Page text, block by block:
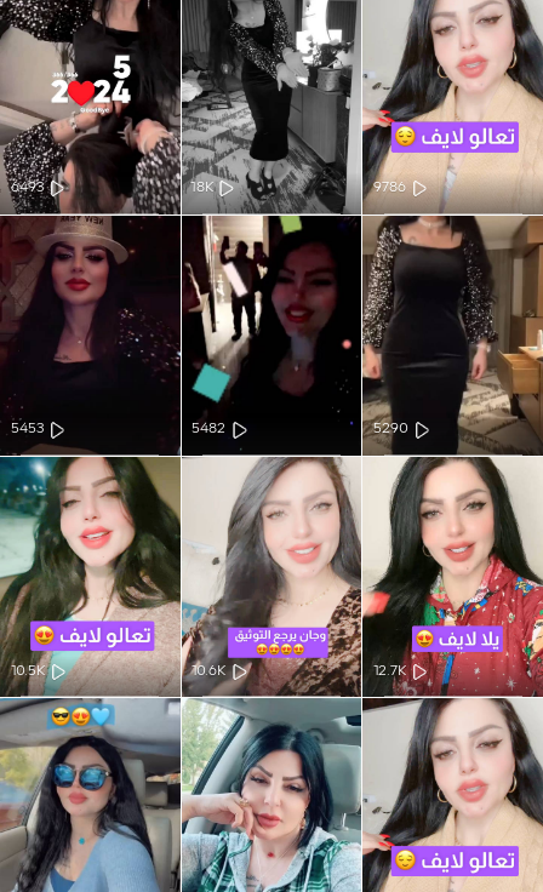
9786
18K
6493
5290
5482
5453
12.7K
10.6K
10.5K